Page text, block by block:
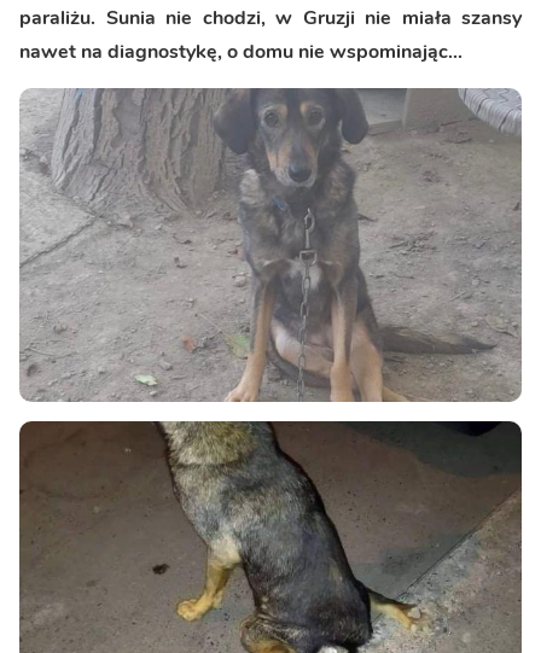
paraliżu. Sunia nie chodzi, w Gruzji nie miała szansy
nawet na diagnostykę, o domu nie wspominając...